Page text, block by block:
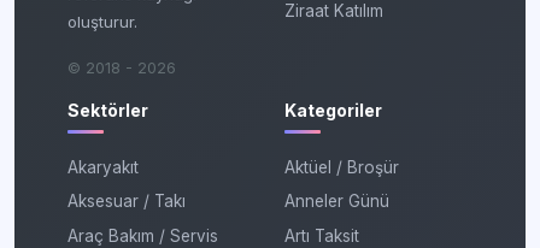
oluşturur.
© 2018 - 2026
Ziraat Katılım
Sektörler
Akaryakıt
Aksesuar / Takı
Araç Bakım / Servis
Kategoriler
Aktüel / Broşür
Anneler Günü
Artı Taksit